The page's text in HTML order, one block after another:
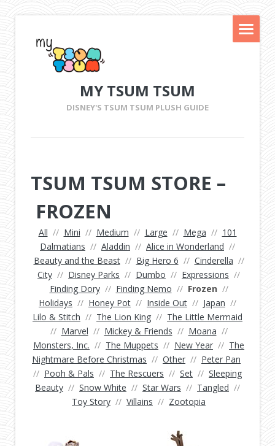
MY TSUM TSUM
DISNEY'S TSUM TSUM PLUSH GUIDE
TSUM TSUM STORE –
FROZEN
All // Mini // Medium // Large // Mega // 101
Dalmatians // Aladdin // Alice in Wonderland //
Beauty and the Beast // Big Hero 6 // Cinderella //
City // Disney Parks // Dumbo // Expressions //
Finding Dory // Finding Nemo // Frozen //
Holidays // Honey Pot // Inside Out // Japan //
Lilo & Stitch // The Lion King // The Little Mermaid
// Marvel // Mickey & Friends // Moana //
Monsters, Inc. // The Muppets // New Year // The
Nightmare Before Christmas // Other // Peter Pan
// Pooh & Pals // The Rescuers // Set // Sleeping
Beauty // Snow White // Star Wars // Tangled //
Toy Story // Villains // Zootopia